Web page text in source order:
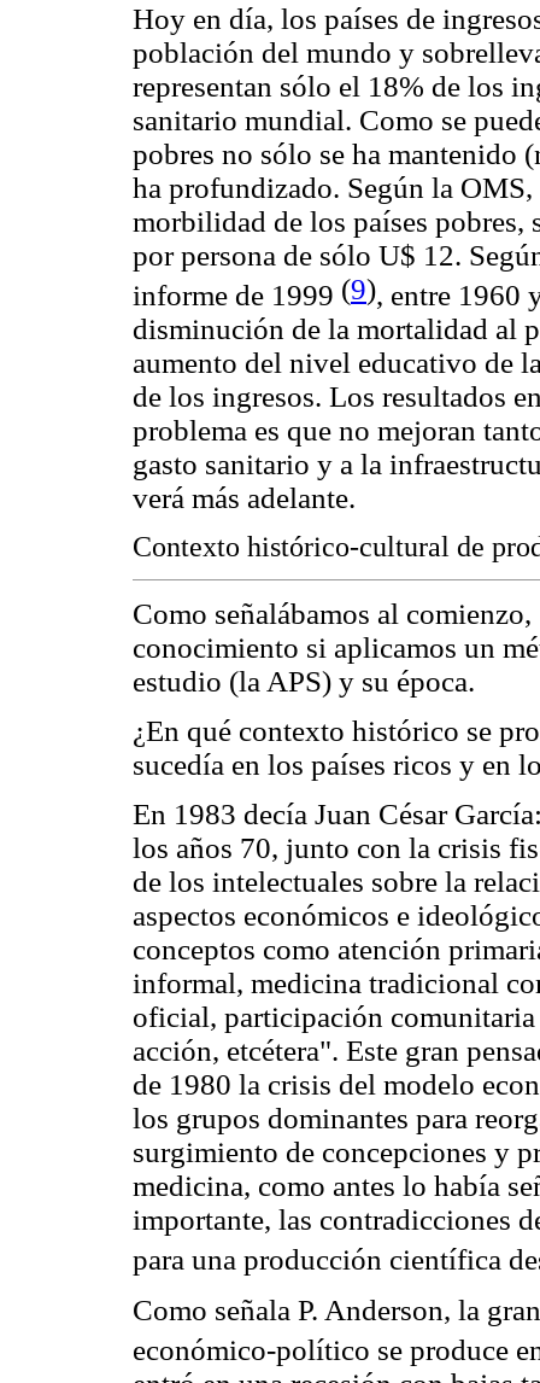
Hoy en día, los países de
población del mundo y
representan sólo el 18% de los
sanitario mundial. Como se
pobres no sólo se ha mantenido
ha profundizado. Según la
morbilidad de los países pobres,
por persona de sólo U$ 12.
informe de 1999 (9), entre 1960
disminución de la mortalidad al
aumento del nivel educativo de
de los ingresos. Los resultados
problema es que no mejoran
gasto sanitario y a la
verá más adelante.
Contexto histórico-cultural de
Como señalábamos al
conocimiento si aplicamos un
estudio (la APS) y su época.
¿En qué contexto histórico se
sucedía en los países ricos y en
En 1983 decía Juan César
los años 70, junto con la crisis
de los intelectuales sobre la
aspectos económicos e
conceptos como atención
informal, medicina tradicional
oficial, participación
acción, etcétera". Este gran
de 1980 la crisis del modelo
los grupos dominantes para
surgimiento de concepciones y
medicina, como antes lo había
importante, las contradicciones
para una producción científica
Como señala P. Anderson, la
económico-político se produce